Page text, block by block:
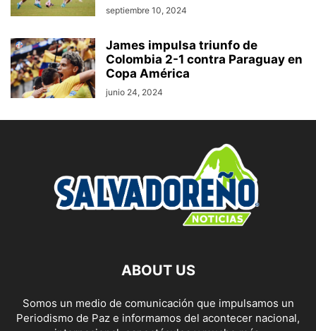
septiembre 10, 2024
James impulsa triunfo de
Colombia 2-1 contra Paraguay en
Copa América
junio 24, 2024
ABOUT US
Somos un medio de comunicación que impulsamos un
Periodismo de Paz e informamos del acontecer nacional,